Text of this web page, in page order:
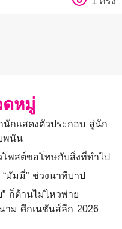
หมู่
นักแสดงตัวประกอบ สู่นัก
พนัน
โพสต์ขอโทษกับสิ่งที่ทำไป
มัมมี่” ช่วงนาทีบาป
ก็ต้านไม่ไหวพ่าย
าม ศึกเนชันส์ลีก 2026